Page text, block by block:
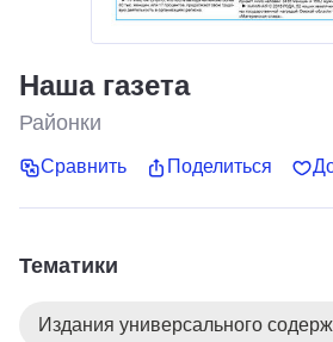
Наша газета
Районки
Сравнить Поделиться
Тематики
Издания универсального